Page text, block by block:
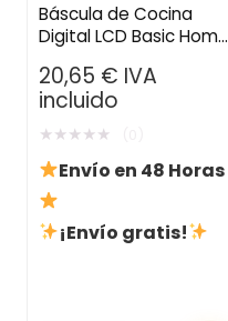
Báscula de Cocina
Digital LCD Basic Home
20,65 € IVA
incluido
★★★★★
Envío en 48 Horas
¡Envío gratis!